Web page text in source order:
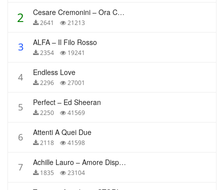
2 Cesare Cremonini – Ora Che Non Ho Più Te
2641 21213
3 ALFA – Il Filo Rosso
2354 19241
4 Endless Love
2296 27001
5 Perfect – Ed Sheeran
2250 41569
6 Attenti A Quei Due
2118 41598
7 Achille Lauro – Amore Disperato
1835 23104